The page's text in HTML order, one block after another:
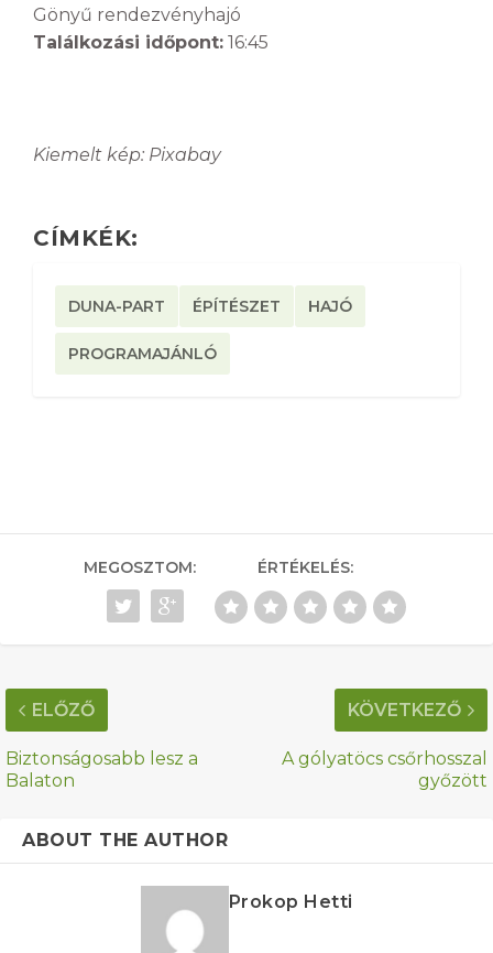
Gönyű rendezvényhajó
Találkozási időpont: 16:45
Kiemelt kép: Pixabay
CÍMKÉK:
DUNA-PART ÉPÍTÉSZET HAJÓ
PROGRAMAJÁNLÓ
MEGOSZTOM: ÉRTÉKELÉS:
ELŐZŐ
Biztonságosabb lesz a
Balaton
KÖVETKEZŐ
A gólyatöcs csőrhosszal
győzött
ABOUT THE AUTHOR
Prokop Hetti